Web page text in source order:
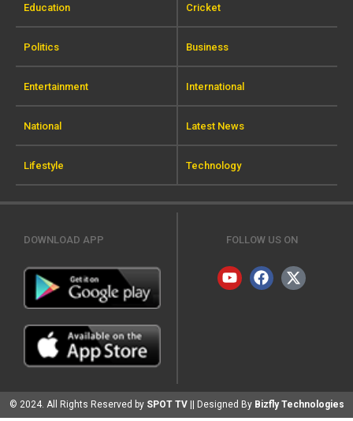
Education Cricket
Politics Business
Entertainment International
National Latest News
Lifestyle Technology
DOWNLOAD APP FOLLOW US ON
© 2024. All Rights Reserved by SPOT TV || Designed By Bizfly Technologies